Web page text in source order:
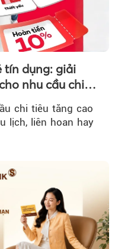
tín dụng: giải
nhu cầu chi
chi tiêu tăng cao
lịch, liên hoan hay